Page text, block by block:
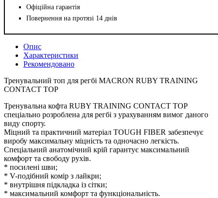
Офіційна гарантія
Повернення на протязі 14 днів
Опис
Характеристики
Рекомендовано
Тренувальний топ для регбі MACRON RUBY TRAINING
CONTACT TOP
Тренувальна кофта RUBY TRAINING CONTACT TOP
спеціально розроблена для регбі з урахуванням вимог даного
виду спорту.
Міцний та практичний матеріал TOUGH FIBER забезпечує
виробу максимальну міцність та одночасно легкість.
Спеціальний анатомічний крій гарантує максимальний
комфорт та свободу рухів.
* посилені шви;
* V-подібний комір з лайкри;
* внутрішня підкладка із сітки;
* максимальний комфорт та функціональність.